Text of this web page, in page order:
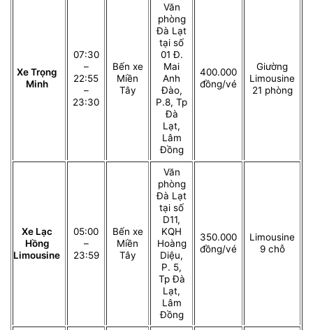
Xe Trọng
Minh
07:30
–
22:55
–
23:30
Bến xe
Miền
Tây
Văn
phòng
Đà Lạt
tại số
01 Đ.
Mai
Anh
Đào,
P.8, Tp
Đà
Lạt,
Lâm
Đồng
400.000
đồng/vé
Giường
Limousine
21 phòng
Xe Lạc
Hồng
Limousine
05:00
–
23:59
Bến xe
Miền
Tây
Văn
phòng
Đà Lạt
tại số
D11,
KQH
Hoàng
Diệu,
P. 5,
Tp Đà
Lạt,
Lâm
Đồng
350.000
đồng/vé
Limousine
9 chỗ